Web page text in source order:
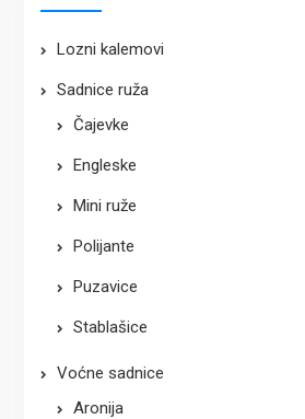
Lozni kalemovi
Sadnice ruža
Čajevke
Engleske
Mini ruže
Polijante
Puzavice
Stablašice
Voćne sadnice
Aronija